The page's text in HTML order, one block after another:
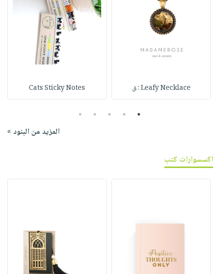
Leafy Necklace : ق Cats Sticky Notes
1
2
3
4
5
المزيد من البنود »
اكسسوارات كتب